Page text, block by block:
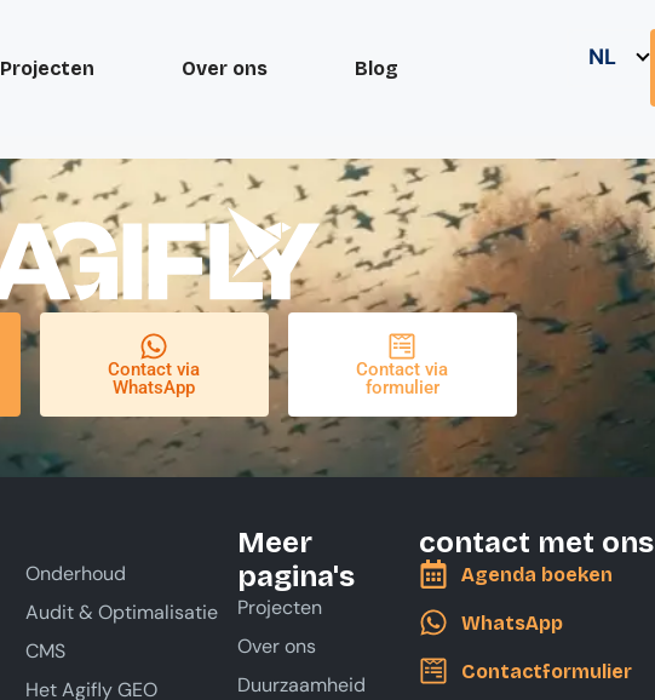
Projecten Over ons Blog NL
Contact via
WhatsApp
Contact via
formulier
Onderhoud
Audit & Optimalisatie
CMS
Het Agifly GEO
Meer
pagina's
Projecten
Over ons
Duurzaamheid
contact met ons
Agenda boeken
WhatsApp
Contactformulier